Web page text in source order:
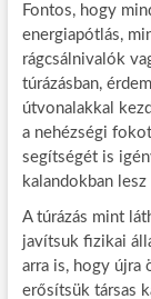
Fontos, hogy
energiapótlás,
rágcsálnivalók
túrázásban,
útvonalakkal
a nehézségi
segítségét is
kalandokban lesz
A túrázás mint
javítsuk fizikai
arra is, hogy újra
erősítsük társas